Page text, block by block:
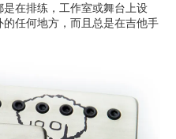
在排练，工作室或舞台上设
任何地方，而且总是在吉他手